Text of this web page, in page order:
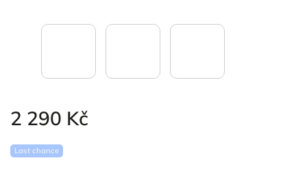
2 290 Kč
Last chance